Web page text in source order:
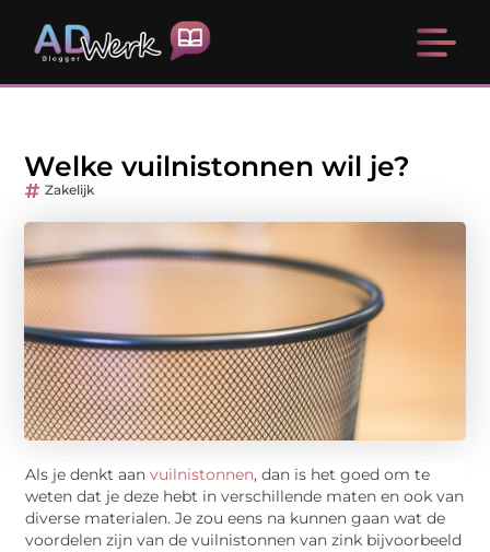
Welke vuilnistonnen wil je?
Zakelijk
Als je denkt aanvuilnistonnen, dan is het goed om te
weten dat je deze hebt in verschillende maten en ook van
diverse materialen. Je zou eens na kunnen gaan wat de
voordelen zijn van de vuilnistonnen van zink bijvoorbeeld